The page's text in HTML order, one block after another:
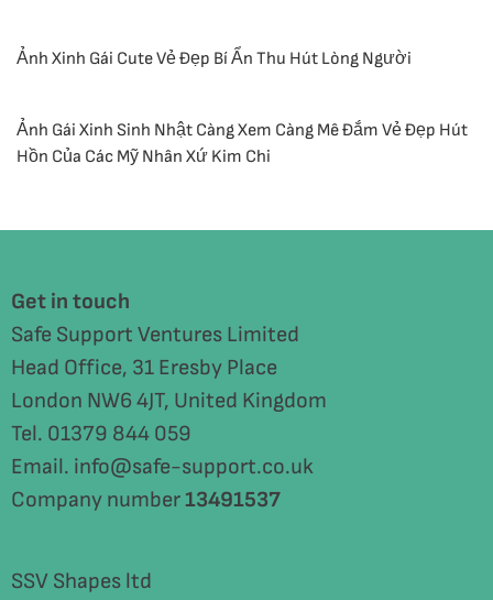
Ảnh Xinh Gái Cute Vẻ Đẹp Bí Ẩn Thu Hút Lòng Người
Ảnh Gái Xinh Sinh Nhật Càng Xem Càng Mê Đắm Vẻ Đẹp Hút
Hồn Của Các Mỹ Nhân Xứ Kim Chi
Get in touch
Safe Support Ventures Limited
Head Office, 31 Eresby Place
London NW6 4JT, United Kingdom
Tel. 01379 844 059
Email. info@safe-support.co.uk
Company number13491537
SSV Shapes ltd